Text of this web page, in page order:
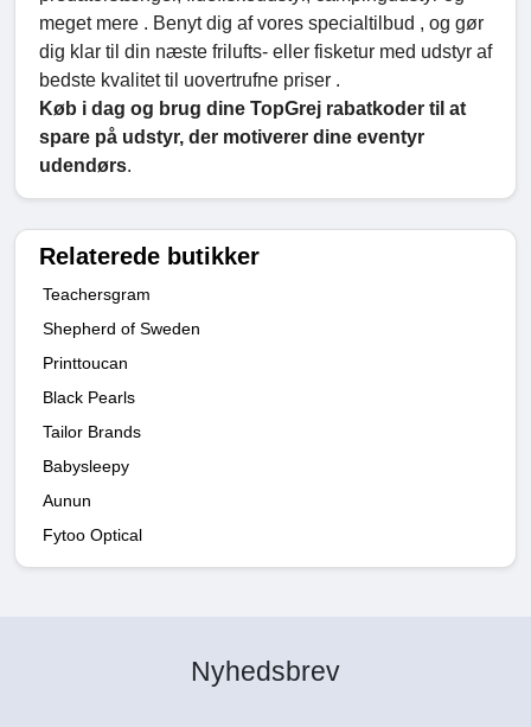
meget mere . Benyt dig af vores specialtilbud , og gør
dig klar til din næste frilufts- eller fisketur med udstyr af
bedste kvalitet til uovertrufne priser .
Køb i dag og brug dine TopGrej rabatkoder til at
spare på udstyr, der motiverer dine eventyr
udendørs.
Relaterede butikker
Teachersgram
Shepherd of Sweden
Printtoucan
Black Pearls
Tailor Brands
Babysleepy
Aunun
Fytoo Optical
Nyhedsbrev